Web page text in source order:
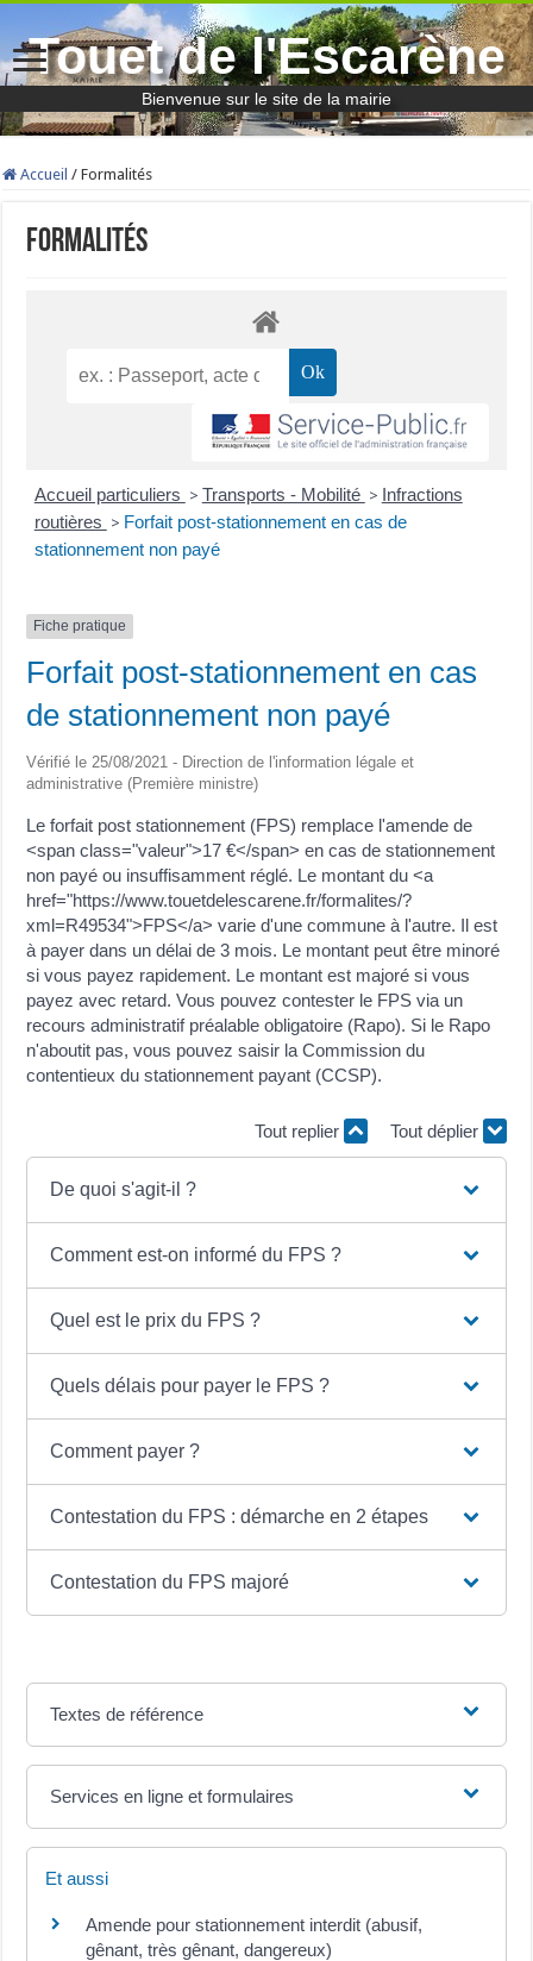
Touet de l'Escarène
Bienvenue sur le site de la mairie
Accueil / Formalités
Formalités
Accueil particuliers > Transports - Mobilité > Infractions
routières > Forfait post-stationnement en cas de
stationnement non payé
Fiche pratique
Forfait post-stationnement en cas
de stationnement non payé
Vérifié le 25/08/2021 - Direction de l'information légale et
administrative (Première ministre)
Le forfait post stationnement (FPS) remplace l'amende de
<span class="valeur">17 €</span> en cas de stationnement
non payé ou insuffisamment réglé. Le montant du <a
href="https://www.touetdelescarene.fr/formalites/?
xml=R49534">FPS</a> varie d'une commune à l'autre. Il est
à payer dans un délai de 3 mois. Le montant peut être minoré
si vous payez rapidement. Le montant est majoré si vous
payez avec retard. Vous pouvez contester le FPS via un
recours administratif préalable obligatoire (Rapo). Si le Rapo
n'aboutit pas, vous pouvez saisir la Commission du
contentieux du stationnement payant (CCSP).
Tout replier Tout déplier
De quoi s'agit-il ?
Comment est-on informé du FPS ?
Quel est le prix du FPS ?
Quels délais pour payer le FPS ?
Comment payer ?
Contestation du FPS : démarche en 2 étapes
Contestation du FPS majoré
Textes de référence
Services en ligne et formulaires
Et aussi
Amende pour stationnement interdit (abusif,
gênant, très gênant, dangereux)